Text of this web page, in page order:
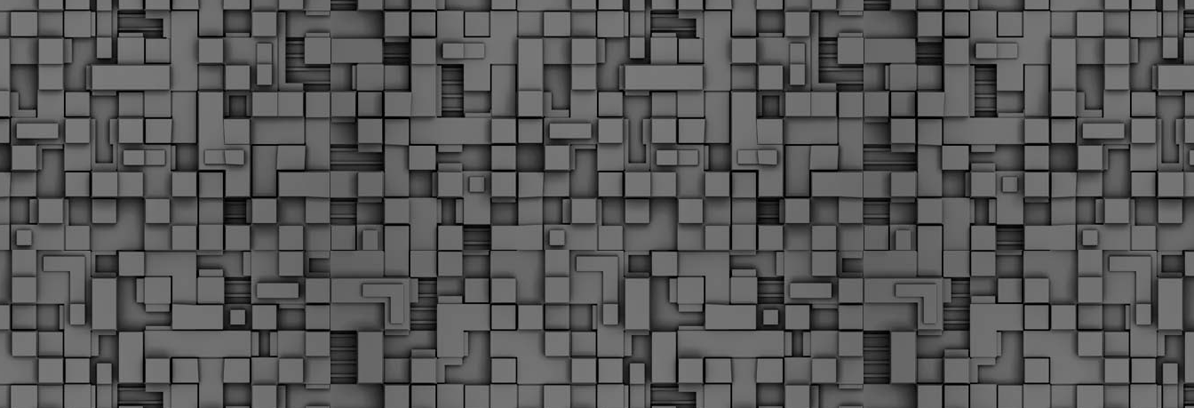
σε δήμους της χώρας. Το Dimastin, αναζητεί σχετικό
φωτογραφικό υλικό στο διαδίκτυο και σας το παρουσιάζει σε
αυτή την ανάρτηση. Επίσης, σας καλούμε, αν διαπιστώσετε ότι
μας έχουν "ξεφύγει" ορκωμοσίες, μπορείτε να στέλνετε το
φωτογραφικό τους υλικό στο dimasthes@gmail.gr ώστε να το
δημοσιεύουμε εδώ, άμεσα.
MAR
Θεσσαλονίκη: Ορκίστηκαν οι 75 νέοι δημοτικοί
αστυνομικοί – Τι τους ζήτησε ο Αγγελούδης
Ενισχύεται το έργο της δημοτικής αστυνομίας στο δήμο
Θεσσαλονίκης καθώς το πρωί της Τετάρτης 18 Μαρτίου
ορκίστηκαν οι 75 νέοι δημοτικοί αστυνομικοί.
«Με αυτούς, σε λίγους μήνες αποκτά ένα ισχυρό σώμα η
δημοτική αστυνομία. Θα είναι πιο κοντά στον πολίτη. Είχα την
ευκαιρία να είμαι σήμερα στην ορκωμοσία τους.
MAR
Ξεκίνησαν εδώ και μια εβδομάδα οι αφίξεις των
νεοπροσληφθέντων Δημοτικών Αστυνομικών στους
δήμους και οι ορκωμοσίες τους - Πλήρες